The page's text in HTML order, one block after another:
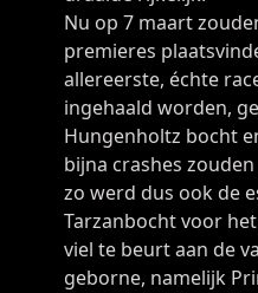
Nu op 7 maart
premieres
allereerste, échte
ingehaald worden,
Hungenholtz bocht
bijna crashes
zo werd dus ook de
Tarzanbocht voor
viel te beurt aan de
geborne, namelijk